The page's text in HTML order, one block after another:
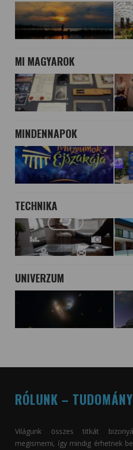
MI MAGYAROK
MINDENNAPOK
TECHNIKA
UNIVERZUM
RÓLUNK –
Világunk összes titkát
megismerni, így mindig érhetnek